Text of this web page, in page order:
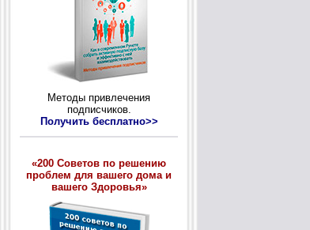
Методы привлечения
подписчиков.
Получить бесплатно>>
«200 Советов по решению
проблем для вашего дома и
вашего Здоровья»